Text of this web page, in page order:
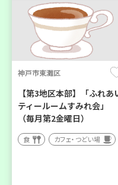
神戸市東灘区
【第3地区本部】「ふれあ
ティールームすみれ会」
（毎月第2金曜日）
食 カフェ・つどい場